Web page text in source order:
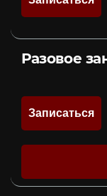
Разовое
Записаться